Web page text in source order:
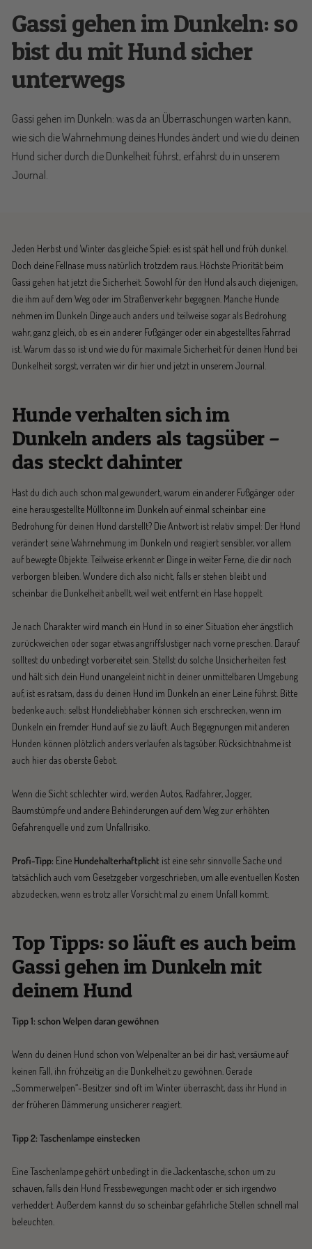
Gassi gehen im Dunkeln: so
bist du mit Hund sicher
unterwegs
Gassi gehen im Dunkeln: was da an Überraschungen warten kann,
wie sich die Wahrnehmung deines Hundes ändert und wie du deinen
Hund sicher durch die Dunkelheit führst, erfährst du in unserem
Journal.
Jeden Herbst und Winter das gleiche Spiel: es ist spät hell und früh dunkel.
Doch deine Fellnase muss natürlich trotzdem raus. Höchste Priorität beim
Gassi gehen hat jetzt die Sicherheit. Sowohl für den Hund als auch diejenigen,
die ihm auf dem Weg oder im Straßenverkehr begegnen. Manche Hunde
nehmen im Dunkeln Dinge auch anders und teilweise sogar als Bedrohung
wahr, ganz gleich, ob es ein anderer Fußgänger oder ein abgestelltes Fahrrad
ist. Warum das so ist und wie du für maximale Sicherheit für deinen Hund bei
Dunkelheit sorgst, verraten wir dir hier und jetzt in unserem Journal.
Hunde verhalten sich im
Dunkeln anders als tagsüber –
das steckt dahinter
Hast du dich auch schon mal gewundert, warum ein anderer Fußgänger oder
eine herausgestellte Mülltonne im Dunkeln auf einmal scheinbar eine
Bedrohung für deinen Hund darstellt? Die Antwort ist relativ simpel: Der Hund
verändert seine Wahrnehmung im Dunkeln und reagiert sensibler, vor allem
auf bewegte Objekte. Teilweise erkennt er Dinge in weiter Ferne, die dir noch
verborgen bleiben. Wundere dich also nicht, falls er stehen bleibt und
scheinbar die Dunkelheit anbellt, weil weit entfernt ein Hase hoppelt.
Je nach Charakter wird manch ein Hund in so einer Situation eher ängstlich
zurückweichen oder sogar etwas angriffslustiger nach vorne preschen. Darauf
solltest du unbedingt vorbereitet sein. Stellst du solche Unsicherheiten fest
und hält sich dein Hund unangeleint nicht in deiner unmittelbaren Umgebung
auf, ist es ratsam, dass du deinen Hund im Dunkeln an einer Leine führst. Bitte
bedenke auch: selbst Hundeliebhaber können sich erschrecken, wenn im
Dunkeln ein fremder Hund auf sie zu läuft. Auch Begegnungen mit anderen
Hunden können plötzlich anders verlaufen als tagsüber. Rücksichtnahme ist
auch hier das oberste Gebot.
Wenn die Sicht schlechter wird, werden Autos, Radfahrer, Jogger,
Baumstümpfe und andere Behinderungen auf dem Weg zur erhöhten
Gefahrenquelle und zum Unfallrisiko.
Profi-Tipp: Eine Hundehalterhaftplicht ist eine sehr sinnvolle Sache und
tatsächlich auch vom Gesetzgeber vorgeschrieben, um alle eventuellen Kosten
abzudecken, wenn es trotz aller Vorsicht mal zu einem Unfall kommt.
Top Tipps: so läuft es auch beim
Gassi gehen im Dunkeln mit
deinem Hund
Tipp 1: schon Welpen daran gewöhnen
Wenn du deinen Hund schon von Welpenalter an bei dir hast, versäume auf
keinen Fall, ihn frühzeitig an die Dunkelheit zu gewöhnen. Gerade
„Sommerwelpen“-Besitzer sind oft im Winter überrascht, dass ihr Hund in
der früheren Dämmerung unsicherer reagiert.
Tipp 2: Taschenlampe einstecken
Eine Taschenlampe gehört unbedingt in die Jackentasche, schon um zu
schauen, falls dein Hund Fressbewegungen macht oder er sich irgendwo
verheddert. Außerdem kannst du so scheinbar gefährliche Stellen schnell mal
beleuchten.